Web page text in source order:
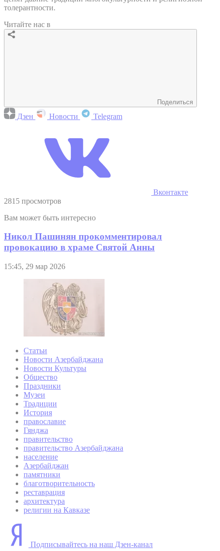
толерантности.
Читайте нас в
Поделиться
Дзен Новости Telegram
Вконтакте
2815 просмотров
Вам может быть интересно
Никол Пашинян прокомментировал
провокацию в храме Святой Анны
15:45, 29 мар 2026
Статьи
Новости Азербайджана
Новости Культуры
Общество
Праздники
Музеи
Традиции
История
православие
Гянджа
правительство
правительство Азербайджана
население
Азербайджан
памятники
благотворительность
реставрация
архитектура
религии на Кавказе
Подписывайтесь на наш Дзен-канал